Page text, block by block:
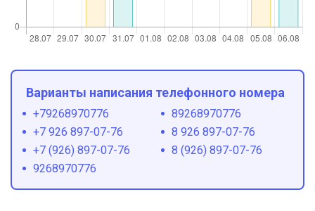
Варианты написания телефонного номера
+79268970776
89268970776
+7 926 897-07-76
8 926 897-07-76
+7 (926) 897-07-76
8 (926) 897-07-76
9268970776